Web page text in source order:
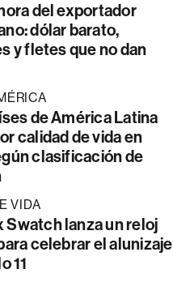
del exportador
dólar barato,
y fletes que no dan
de América Latina
calidad de vida en
clasificación de
VIDA
Swatch lanza un reloj
celebrar el alunizaje
11